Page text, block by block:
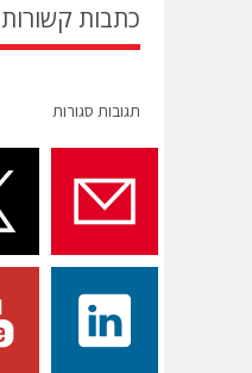
כתבות קשורות
תגובות סגורות